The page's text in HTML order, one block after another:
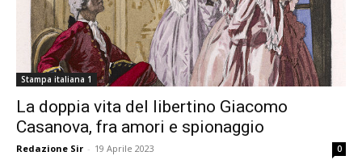
Stampa italiana 1
La doppia vita del libertino Giacomo
Casanova, fra amori e spionaggio
Redazione Sir - 19 Aprile 2023 0